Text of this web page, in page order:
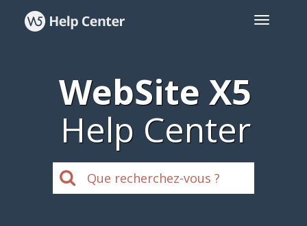
WebSite X5
Help Center